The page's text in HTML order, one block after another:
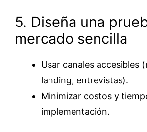
5. Diseña una
mercado sencilla
Usar canales accesibles
landing, entrevistas).
Minimizar costos y
implementación.